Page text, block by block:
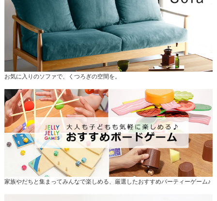
お気に入りのソファで、くつろぎの空間を。
家族やだちと集まってみんなで楽しめる、厳選したおすすめパーティーゲーム♪